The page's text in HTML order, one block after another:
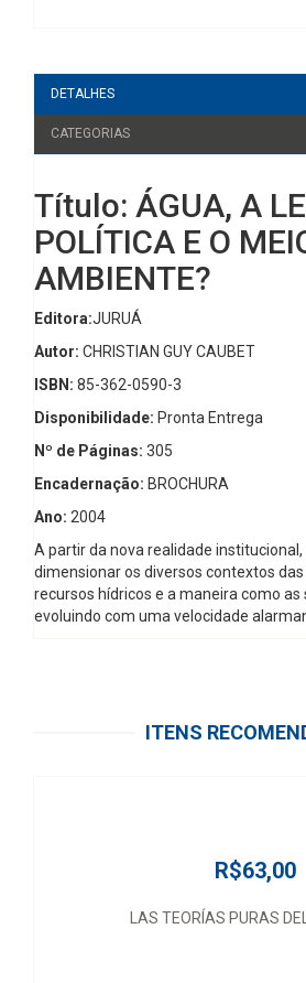
DETALHES
CATEGORIAS
Título: ÁGUA, A
POLÍTICA E O
AMBIENTE?
Editora:JURUÁ
Autor: CHRISTIAN GUY CAUBET
ISBN: 85-362-0590-3
Disponibilidade: Pronta Entrega
Nº de Páginas: 305
Encadernação: BROCHURA
Ano: 2004
A partir da nova realidade
dimensionar os diversos contextos
recursos hídricos e a maneira como
evoluindo com uma velocidade
ITENS
R$63,00
LAS TEORÍAS PURAS